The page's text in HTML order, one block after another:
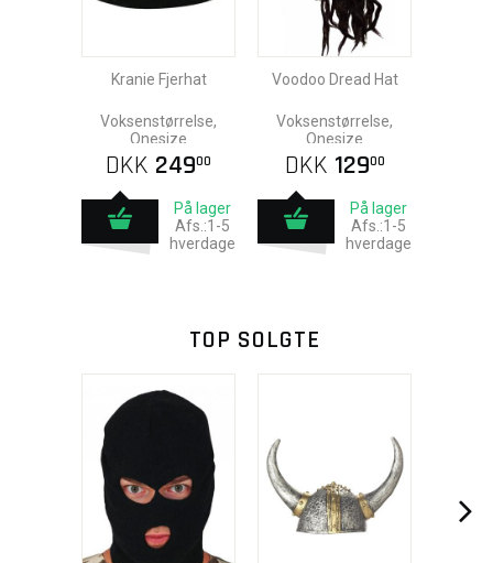
Kranie Fjerhat
Voksenstørrelse,
Onesize
DKK 24900
På lager
Afs.:1-5
hverdage
Voodoo Dread Hat
Voksenstørrelse,
Onesize
DKK 12900
På lager
Afs.:1-5
hverdage
TOP SOLGTE